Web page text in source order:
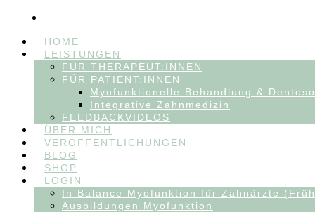
HOME
LEISTUNGEN
FÜR THERAPEUT:INNEN
FÜR PATIENT:INNEN
Myofunktionelle Behandlung &
Integrative Zahnmedizin
FEEDBACKVIDEOS
ÜBER MICH
VERÖFFENTLICHUNGEN
BLOG
SHOP
LOGIN
In Balance Myofunktion für Zahnärzte
Ausbildungen Myofunktion